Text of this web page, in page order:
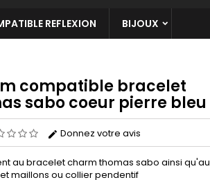
REFLEXION BIJOUX
compatible bracelet
sabo coeur pierre bleu
Donnez votre avis
au bracelet charm thomas sabo ainsi qu'au
maillons ou collier pendentif